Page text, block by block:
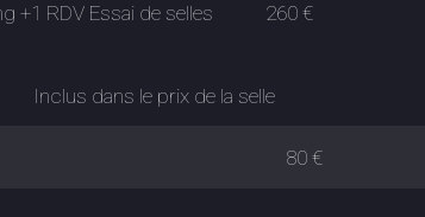
+1 RDV Essai de selles 260 €
Inclus dans le prix de la selle
80 €